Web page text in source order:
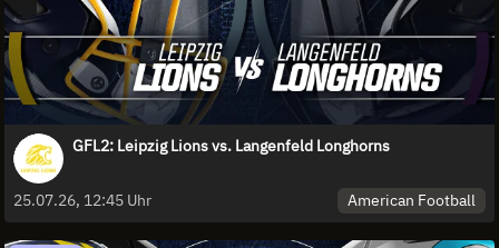
GFL2: Leipzig Lions vs. Langenfeld Longhorns
25.07.26, 12:45 Uhr American Football